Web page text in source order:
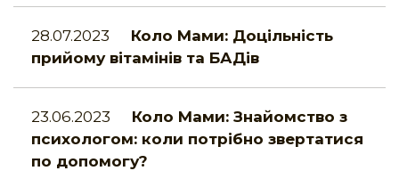
28.07.2023
Коло Мами: Доцільність
прийому вітамінів та БАДів
23.06.2023
Коло Мами: Знайомство з
психологом: коли потрібно звертатися
по допомогу?